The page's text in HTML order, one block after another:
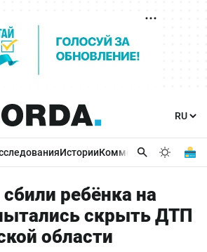
ИсторииКомментарииБизнес
ребёнка на
скрыть ДТП
области